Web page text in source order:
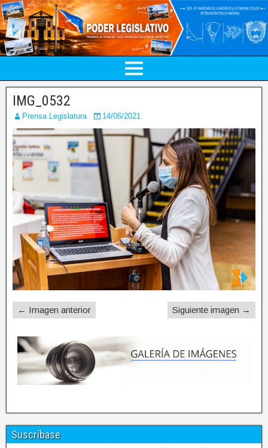
IMG_0532
Prensa Legislatura 14/06/2021
← Imagen anterior Siguiente imagen →
Suscríbase